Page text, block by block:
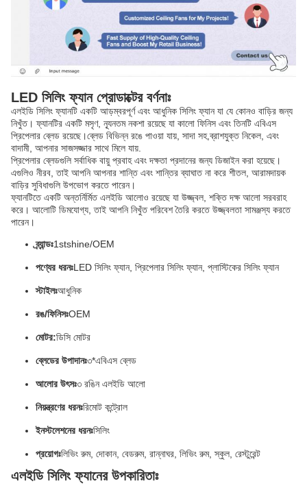
LED সিলিং ফ্যান প্রোডাক্টের বর্ণনাঃ
এলইডি সিলিং ফ্যানটি একটি আড়ম্বরপূর্ণ এবং আধুনিক সিলিং ফ্যান যা যে কোনও বাড়ির জন্য
নিখুঁত। ফ্যানটির একটি মসৃণ, ন্যূনতম নকশা রয়েছে যা কালো ফিনিস এবং তিনটি এবিএস
প্রিপেলার ব্লেড রয়েছে।ব্লেড বিভিন্ন রঙে পাওয়া যায়, সাদা সহ,ব্রাশযুক্ত নিকেল , এবং
বাদামী, আপনার সাজসজ্জার সাথে মিলে যায়.
প্রিপেলার ব্লেডগুলি সর্বাধিক বায়ু প্রবাহ এবং দক্ষতা প্রদানের জন্য ডিজাইন করা হয়েছে।
এগুলিও নীরব, তাই আপনি আপনার শান্তি এবং শান্তির ব্যাঘাত না করে শীতল, আরামদায়ক
বাড়ির সুবিধাগুলি উপভোগ করতে পারেন।
ফ্যানটিতে একটি অন্তর্নির্মিত এলইডি আলোও রয়েছে যা উজ্জ্বল, শক্তি দক্ষ আলো সরবরাহ
করে। আলোটি ডিমযোগ্য, তাই আপনি নিখুঁত পরিবেশ তৈরি করতে উজ্জ্বলতা সামঞ্জস্য করতে
পারেন।
ব্র্যান্ডঃ1stshine/OEM
পণ্যের ধরনঃLED সিলিং ফ্যান, প্রিপেলার সিলিং ফ্যান, প্লাস্টিকের সিলিং ফ্যান
স্টাইলঃআধুনিক
রঙ/ফিনিসঃOEM
মোটর:ডিসি মোটর
ব্লেডের উপাদানঃ৩*এবিএস ব্লেড
আলোর উৎসঃ৩ রঙিন এলইডি আলো
নিয়ন্ত্রণের ধরনঃরিমোট কন্ট্রোল
ইনস্টলেশনের ধরনঃসিলিং
প্রয়োগঃলিভিং রুম, দোকান, বেডরুম, রান্নাঘর, লিভিং রুম, স্কুল, রেস্টুরেন্ট
এলইডি সিলিং ফ্যানের উপকারিতাঃ